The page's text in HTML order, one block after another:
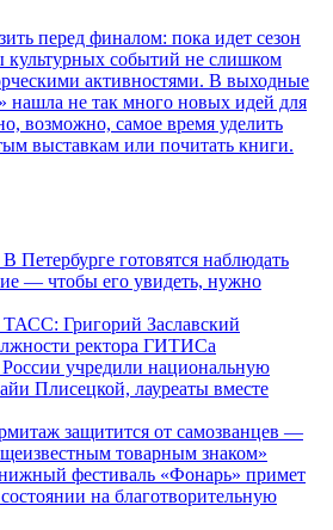
перед финалом: пока идет сезон
культурных событий не слишком
активностями. В выходные
нашла не так много новых идей для
возможно, самое время уделить
выставкам или почитать книги.
В Петербурге готовятся наблюдать
— чтобы его увидеть, нужно
ТАСС: Григорий Заславский
ректора ГИТИСа
учредили национальную
Плисецкой, лауреаты вместе
защитится от самозванцев —
товарным знаком»
фестиваль «Фонарь» примет
на благотворительную